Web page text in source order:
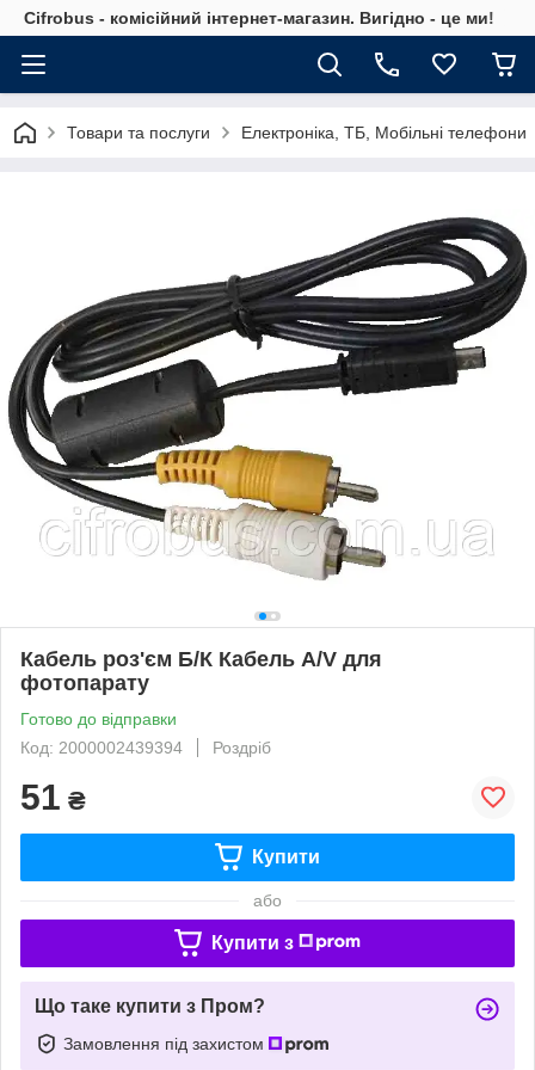
Cifrobus - комiсiйний iнтернет-магазин. Вигiдно - це ми!
Товари та послуги Електроніка, ТБ, Мобільні телефони
Кабель роз'єм Б/К Кабель A/V для
фотопарату
Готово до відправки
Код: 2000002439394
Роздріб
51 ₴
Купити
або
Купити з
Що таке купити з Пром?
Замовлення під захистом